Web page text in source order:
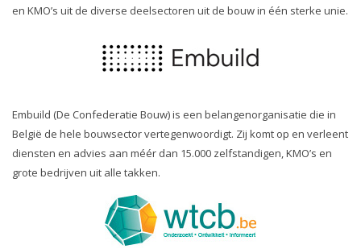
en KMO’s uit de diverse deelsectoren uit de bouw in één sterke unie.
Embuild (De Confederatie Bouw) is een belangenorganisatie die in
België de hele bouwsector vertegenwoordigt. Zij komt op en verleent
diensten en advies aan méér dan 15.000 zelfstandigen, KMO’s en
grote bedrijven uit alle takken.